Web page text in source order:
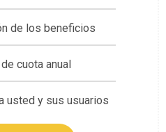
de los beneficios
cuota anual
usted y sus usuarios